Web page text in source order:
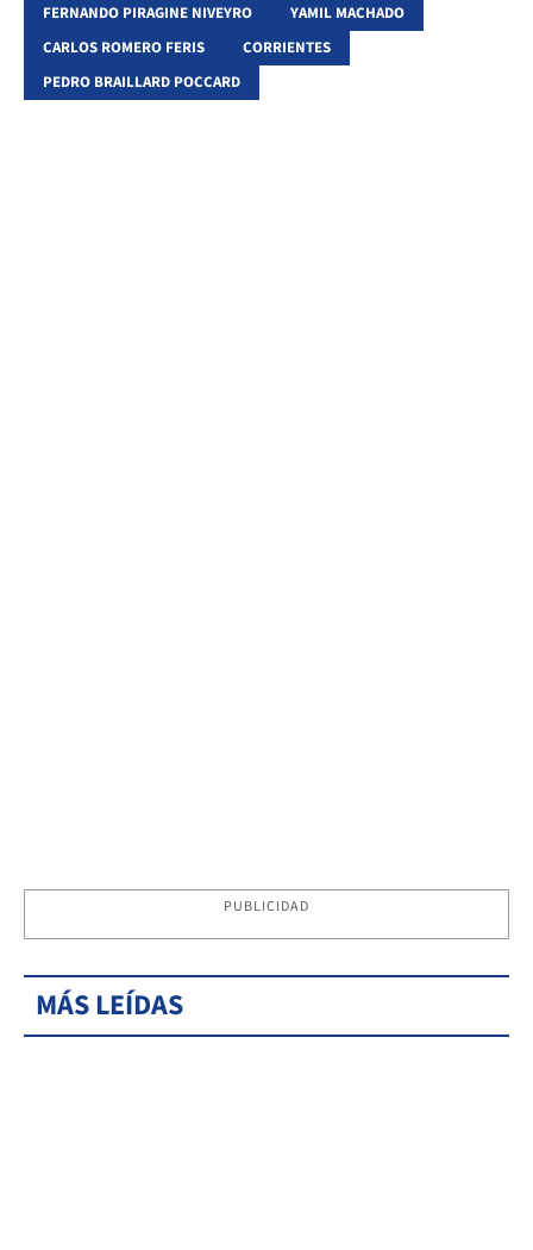
FERNANDO PIRAGINE NIVEYRO
YAMIL MACHADO
CARLOS ROMERO FERIS
CORRIENTES
PEDRO BRAILLARD POCCARD
PUBLICIDAD
MÁS LEÍDAS